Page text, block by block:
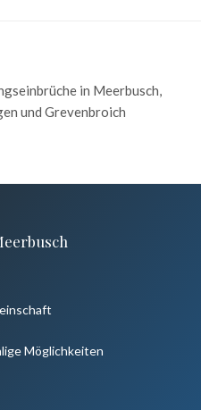
in Meerbusch,
und Grevenbroich
Möglichkeiten